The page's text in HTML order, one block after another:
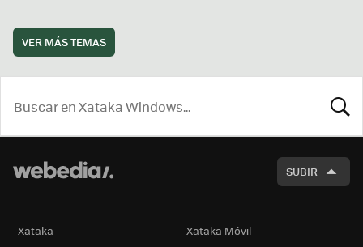
VER MÁS TEMAS
SUBIR
Xataka Xataka Móvil